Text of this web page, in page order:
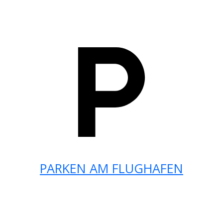
PARKEN AM FLUGHAFEN